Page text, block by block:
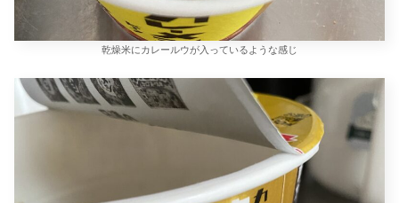
乾燥米にカレールウが入っているような感じ